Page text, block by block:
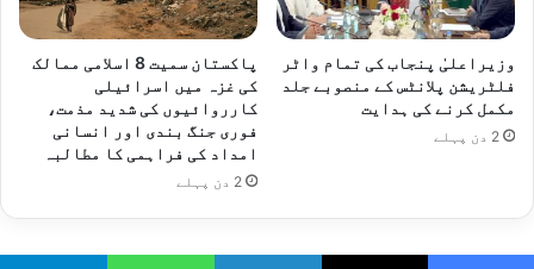
وزیراعلیٰ پنجاب کی تمام واٹر
فلٹریشن پلانٹس کے منصوبے جلد
مکمل کرنے کی ہدایت
2 دن پہلے
پاکستان سمیت 8 اسلامی ممالک
کی غزہ میں اسرائیلی
کارروائیوں کی شدید مذمت،
فوری جنگ بندی اور انسانی
امداد کی فراہمی کا مطالبہ
2 دن پہلے